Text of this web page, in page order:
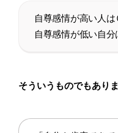
自尊感情が高い人は
自尊感情が低い自分
そういうものでもありま